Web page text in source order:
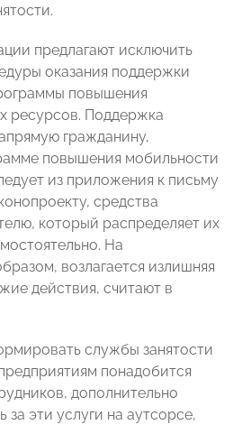
предлагают исключить
оказания поддержки
повышения
ресурсов. Поддержка
гражданину,
повышения мобильности
из приложения к письму
средства
который распределяет их
На
возлагается излишняя
действия, считают в
службы занятости
понадобится
дополнительно
за эти услуги на аутсорсе,